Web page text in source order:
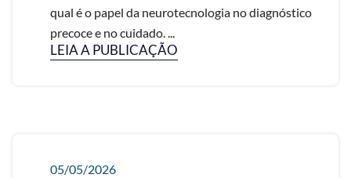
qual é o papel da neurotecnologia no diagnóstico
precoce e no cuidado. ...
LEIA A PUBLICAÇÃO
05/05/2026